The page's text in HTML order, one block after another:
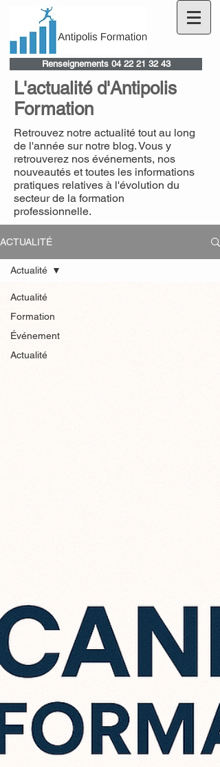
Renseignements 04 22 21 32 43
L'actualité d'Antipolis
Formation
Retrouvez notre actualité tout au long
de l'année sur notre blog. Vous y
retrouverez nos événements, nos
nouveautés et toutes les informations
pratiques relatives à l'évolution du
secteur de la formation
professionnelle.
ACTUALITÉ
Actualité
Formation
Événement
Actualité
Actualité